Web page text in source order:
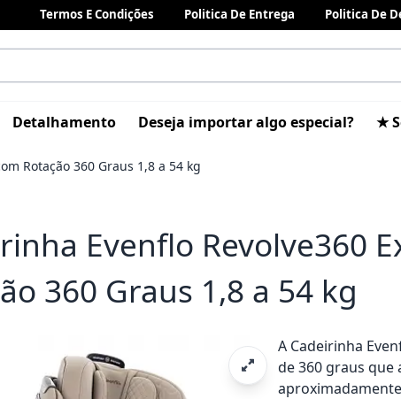
Termos E Condições Politica De Entrega Politica De
Detalhamento Deseja importar algo especial? ★
Rotação 360 Graus 1,8 a 54 kg
Evenflo Revolve360
360 Graus 1,8 a 54 kg
A Cadeirinha
de 360 graus que